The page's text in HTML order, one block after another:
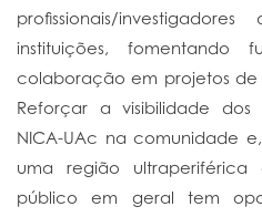
profissionais/
instituições, fomentando
colaboração em projetos
Reforçar a visibilidade
NICA-UAc na comunidade
uma região
público em geral tem